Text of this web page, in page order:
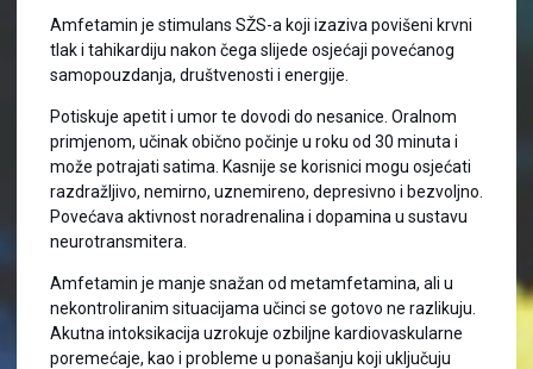
Amfetamin je stimulans SŽS-a koji izaziva povišeni krvni
tlak i tahikardiju nakon čega slijede osjećaji povećanog
samopouzdanja, društvenosti i energije.
Potiskuje apetit i umor te dovodi do nesanice. Oralnom
primjenom, učinak obično počinje u roku od 30 minuta i
može potrajati satima. Kasnije se korisnici mogu osjećati
razdražljivo, nemirno, uznemireno, depresivno i bezvoljno.
Povećava aktivnost noradrenalina i dopamina u sustavu
neurotransmitera.
Amfetamin je manje snažan od metamfetamina, ali u
nekontroliranim situacijama učinci se gotovo ne razlikuju.
Akutna intoksikacija uzrokuje ozbiljne kardiovaskularne
poremećaje, kao i probleme u ponašanju koji uključuju